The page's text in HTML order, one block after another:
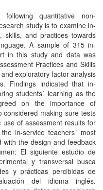
quantitative non-
study is to examine in-
skills, and practices towards
A sample of 315 in-
in this study and data was
Practices and Skills
exploratory factor analysis
Findings indicated that in-
students´ learning as the
on the importance of
considered making sure tests
of assessment results for
in-service teachers´ most
with the design and feedback
El siguiente estudio de
y transversal busca
y prácticas percibidas de
del idioma inglés.